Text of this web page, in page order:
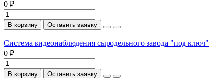
0 ₽
В корзину Оставить заявку
Система видеонаблюдения сыродельного завода "под ключ"
0 ₽
В корзину Оставить заявку